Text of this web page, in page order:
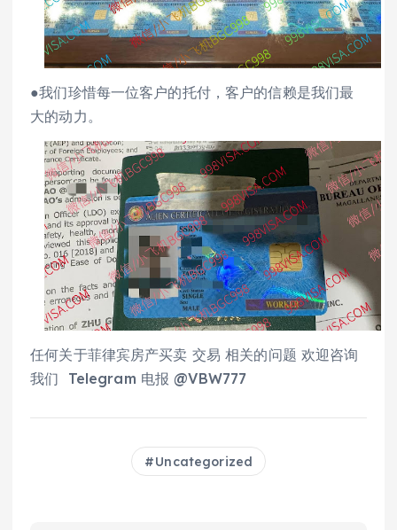
●我们珍惜每一位客户的托付，客户的信赖是我们最
大的动力。
任何关于菲律宾房产买卖 交易 相关的问题 欢迎咨询
我们 Telegram 电报 @VBW777
Uncategorized